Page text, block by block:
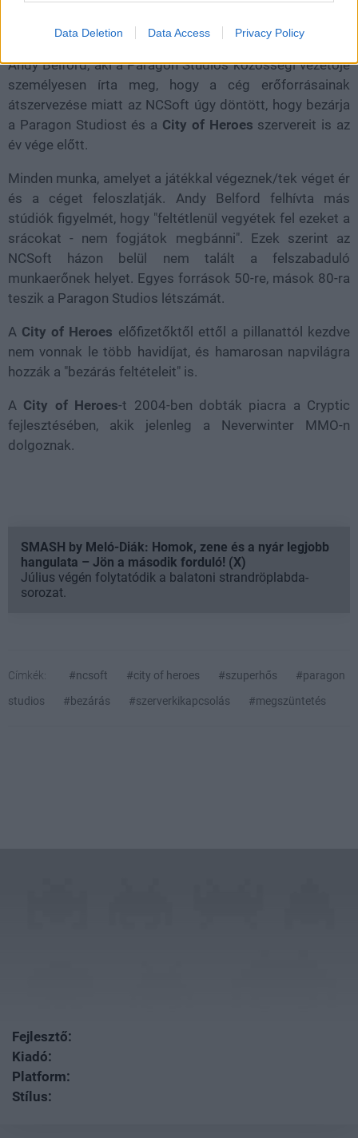
Data Deletion Data Access Privacy Policy
nak kell majd örökre búcsút intenünk.
Andy Belford, aki a Paragon Studios közösségi vezetője
személyesen írta meg, hogy a cég erőforrásainak
átszervezése miatt az NCSoft úgy döntött, hogy bezárja
a Paragon Studiost és a City of Heroes szervereit is az
év vége előtt.
Minden munka, amelyet a játékkal végeznek/tek véget ér
és a céget feloszlatják. Andy Belford felhívta más
stúdiók figyelmét, hogy "feltétlenül vegyétek fel ezeket a
srácokat - nem fogjátok megbánni". Ezek szerint az
NCSoft házon belül nem talált a felszabaduló
munkaerőnek helyet. Egyes források 50-re, mások 80-ra
teszik a Paragon Studios létszámát.
A City of Heroes előfizetőktől ettől a pillanattól kezdve
nem vonnak le több havidíjat, és hamarosan napvilágra
hozzák a "bezárás feltételeit" is.
A City of Heroes-t 2004-ben dobták piacra a Cryptic
fejlesztésében, akik jelenleg a Neverwinter MMO-n
dolgoznak.
SMASH by Meló-Diák: Homok, zene és a nyár legjobb
hangulata – Jön a második forduló! (X)
Július végén folytatódik a balatoni strandröplabda-
sorozat.
Címkék: #ncsoft #city of heroes #szuperhős
#paragon
studios
#bezárás #szerverkikapcsolás #megszüntetés
Fejlesztő:
Kiadó:
Platform:
Stílus: